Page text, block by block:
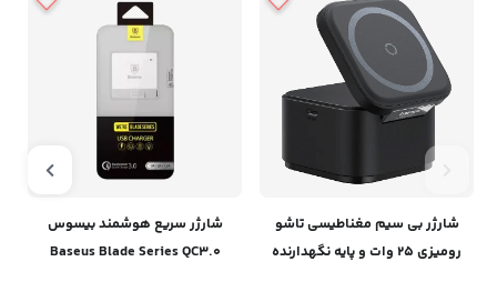
شارژر بی سیم مغناطیسی تاشو
رومیزی 25 وات و پایه نگهدارنده
شارژر سریع هوشمند بیسوس
Baseus Blade Series QC3.0